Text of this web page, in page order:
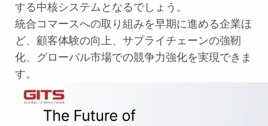
する中核システムとなるでしょう。
統合コマースへの取り組みを早期に進める企業ほ
ど、顧客体験の向上、サプライチェーンの強靭
化、グローバル市場での競争力強化を実現できま
す。